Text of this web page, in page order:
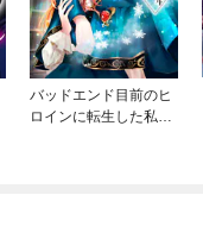
バッドエンド目前のヒ
ロインに転生した私、